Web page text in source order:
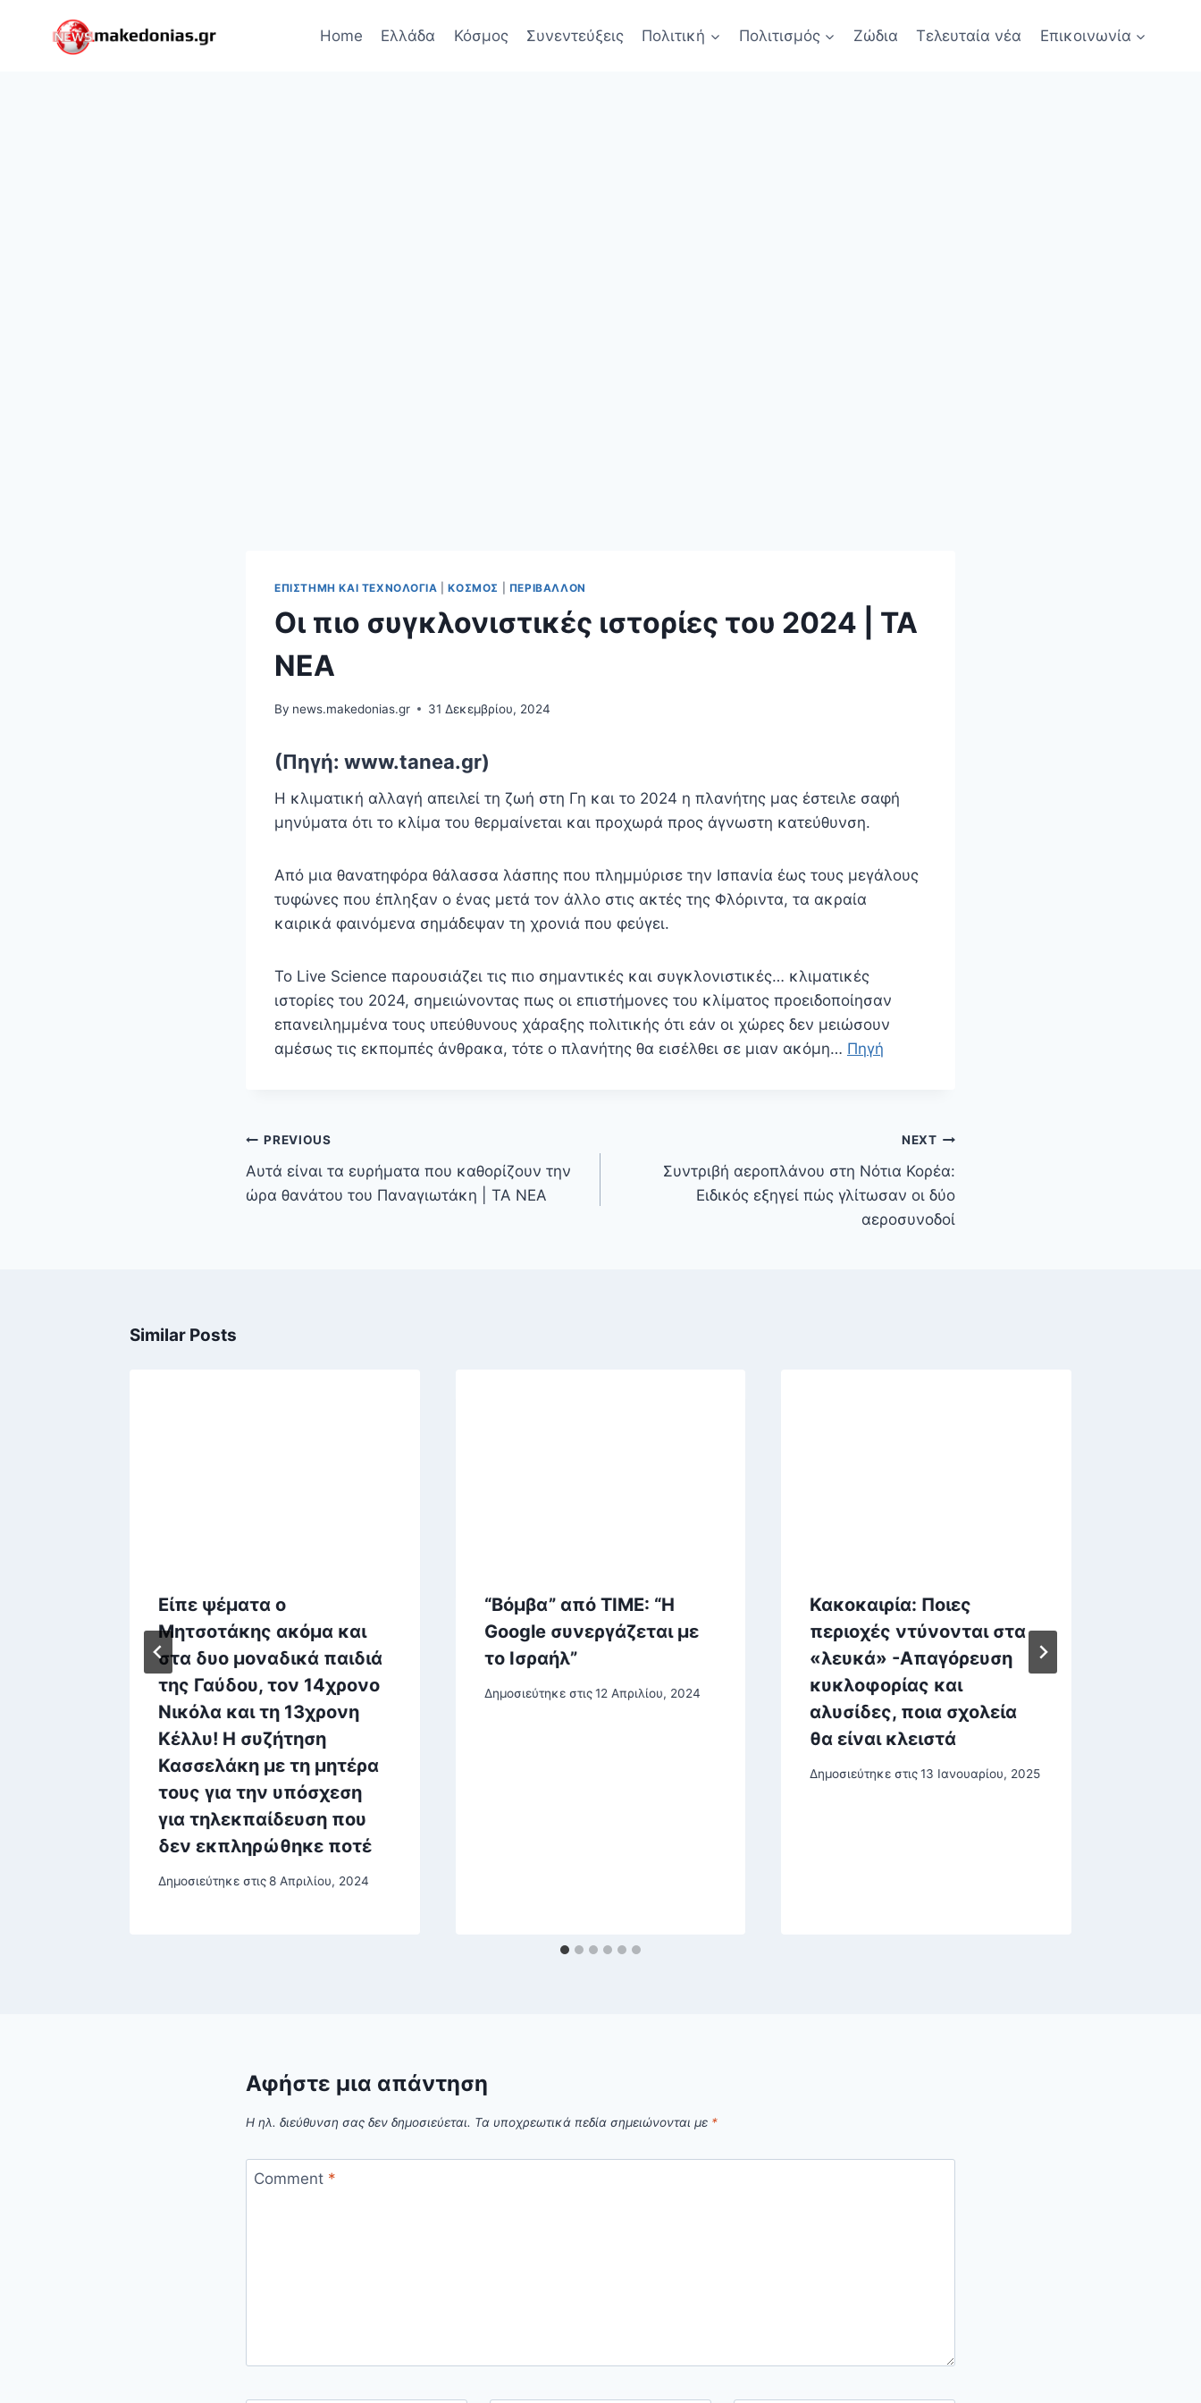
Home Ελλάδα Κόσμος Συνεντεύξεις Πολιτική Πολιτισμός Ζώδια Τελευταία νέα Επικοινωνία
ΕΠΙΣΤΉΜΗ ΚΑΙ ΤΕΧΝΟΛΟΓΊΑ |ΚΌΣΜΟΣ ΠΕΡΙΒΆΛΛΟΝ
Οι πιο συγκλονιστικές ιστορίες του 2024 | ΤΑ
ΝΕΑ
By news.makedonias.gr 31 Δεκεμβρίου, 2024
(Πηγή: www.tanea.gr)
Η κλιματική αλλαγή απειλεί τη ζωή στη Γη και το 2024 η πλανήτης μας έστειλε σαφή
μηνύματα ότι το κλίμα του θερμαίνεται και προχωρά προς άγνωστη κατεύθυνση.
Από μια θανατηφόρα θάλασσα λάσπης που πλημμύρισε την Ισπανία έως τους μεγάλους
τυφώνες που έπληξαν ο ένας μετά τον άλλο στις ακτές της Φλόριντα, τα ακραία
καιρικά φαινόμενα σημάδεψαν τη χρονιά που φεύγει.
Το Live Science παρουσιάζει τις πιο σημαντικές και συγκλονιστικές… κλιματικές
ιστορίες του 2024, σημειώνοντας πως οι επιστήμονες του κλίματος προειδοποίησαν
επανειλημμένα τους υπεύθυνους χάραξης πολιτικής ότι εάν οι χώρες δεν μειώσουν
αμέσως τις εκπομπές άνθρακα, τότε ο πλανήτης θα εισέλθει σε μιαν ακόμη… Πηγή
Πλοήγηση
άρθρων
PREVIOUS
Αυτά είναι τα ευρήματα που καθορίζουν την
ώρα θανάτου του Παναγιωτάκη | ΤΑ ΝΕΑ
NEXT
Συντριβή αεροπλάνου στη Νότια Κορέα:
Ειδικός εξηγεί πώς γλίτωσαν οι δύο
αεροσυνοδοί
Similar Posts
Είπε ψέματα ο
Μητσοτάκης ακόμα και
στα δυο μοναδικά παιδιά
της Γαύδου, τον 14χρονο
Νικόλα και τη 13χρονη
Κέλλυ! Η συζήτηση
Κασσελάκη με τη μητέρα
τους για την υπόσχεση
για τηλεκπαίδευση που
δεν εκπληρώθηκε ποτέ
Δημοσιεύτηκε στις8 Απριλίου, 2024
“Βόμβα” από TIME: “Η
Google συνεργάζεται με
το Ισραήλ”
Δημοσιεύτηκε στις 12 Απριλίου, 2024
Κακοκαιρία: Ποιες
περιοχές ντύνονται στα
«λευκά» -Απαγόρευση
κυκλοφορίας και
αλυσίδες, ποια σχολεία
θα είναι κλειστά
Δημοσιεύτηκε στις 13 Ιανουαρίου, 2025
Αφήστε μια απάντηση
Η ηλ. διεύθυνση σας δεν δημοσιεύεται. Τα υποχρεωτικά πεδία σημειώνονται με *
Comment *